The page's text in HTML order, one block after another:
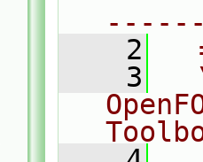
    2
    3